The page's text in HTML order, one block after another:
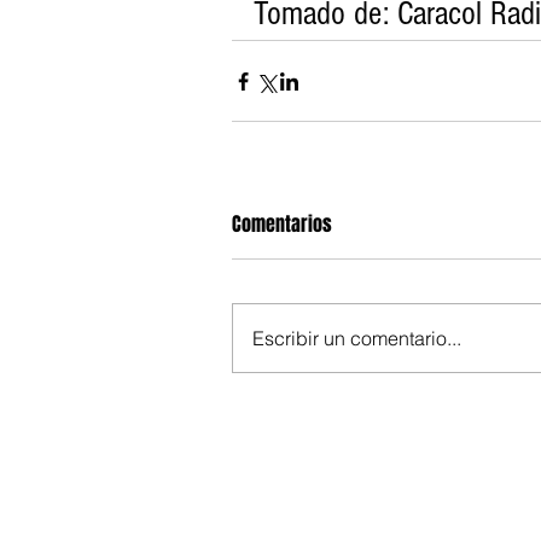
Tomado de: Caracol
Comentarios
Escribir un comentario...